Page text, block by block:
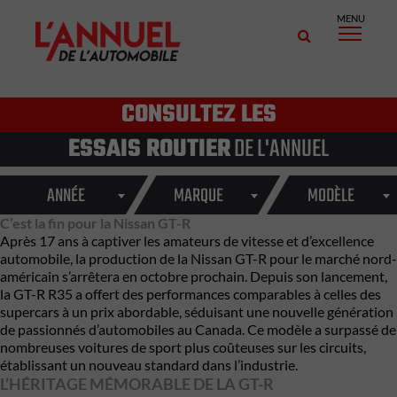
MENU
CONSULTEZ LES
ESSAIS ROUTIERDE L'ANNUEL
ANNÉE MARQUE MODÈLE
C’est la fin pour la Nissan GT-R
Après 17 ans à captiver les amateurs de vitesse et d’excellence
automobile, la production de la Nissan GT-R pour le marché nord-
américain s’arrêtera en octobre prochain. Depuis son lancement,
la GT-R R35 a offert des performances comparables à celles des
supercars à un prix abordable, séduisant une nouvelle génération
de passionnés d’automobiles au Canada. Ce modèle a surpassé de
nombreuses voitures de sport plus coûteuses sur les circuits,
établissant un nouveau standard dans l’industrie.
L’HÉRITAGE MÉMORABLE DE LA GT-R